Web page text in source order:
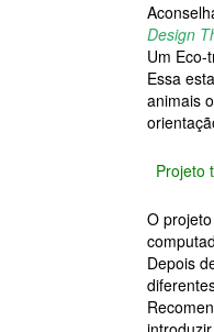
Design
Um Eco-
Essa
animais
Projeto
O
Depois